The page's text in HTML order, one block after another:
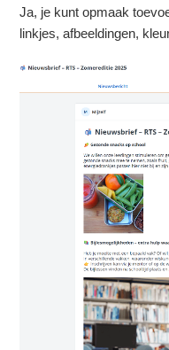
Ja, je kunt opmaak
linkjes, afbeeldingen,